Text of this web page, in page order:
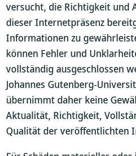
versucht, die Richtigkeit und
dieser Internetpräsenz
Informationen zu
können Fehler und
vollständig ausgeschlossen
Johannes Gutenberg-
übernimmt daher keine
Aktualität, Richtigkeit,
Qualität der veröffentlichten